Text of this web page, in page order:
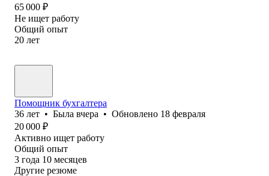
65 000 ₽
Не ищет работу
Общий опыт
20 лет
Помощник бухгалтера
36 лет • Была вчера • Обновлено 18 февраля
20 000 ₽
Активно ищет работу
Общий опыт
3 года 10 месяцев
Другие резюме